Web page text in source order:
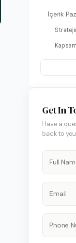
Amazon Hesap
eBay Yönetimi
Shopify Yönetimi
Etsy Yönetimi
İçerik
Get In
Have a
back to